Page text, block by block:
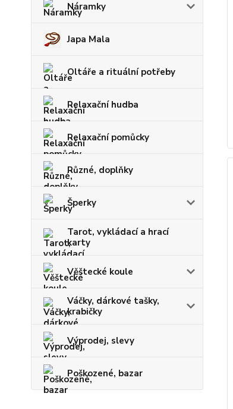
Náramky
Japa Mala
Oltáře a rituální potřeby
Relaxační hudba
Relaxační pomůcky
Různé, doplňky
Šperky
Tarot, vykládací a hrací
karty
Věštecké koule
Váčky, dárkové tašky,
krabičky
Výprodej, slevy
Poškozené, bazar